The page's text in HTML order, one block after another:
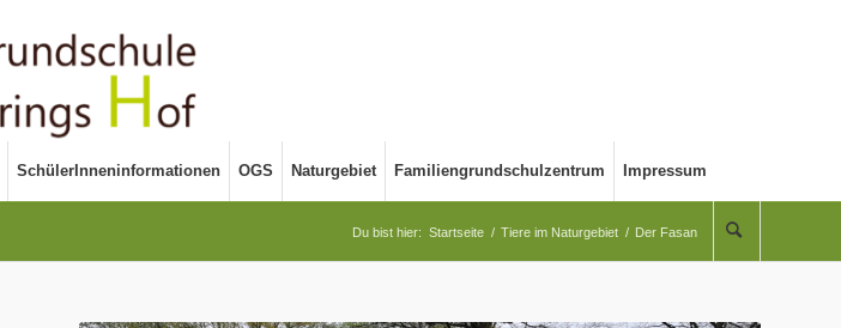
SchülerInneninformationen OGS Naturgebiet Familiengrundschulzentrum Impressum
Du bist hier: Startseite / Tiere im Naturgebiet / Der Fasan